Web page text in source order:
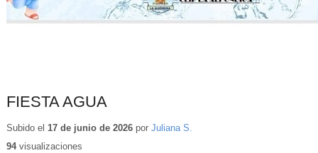
FIESTA AGUA
Subido el 17 de junio de 2026por Juliana S.
94visualizaciones